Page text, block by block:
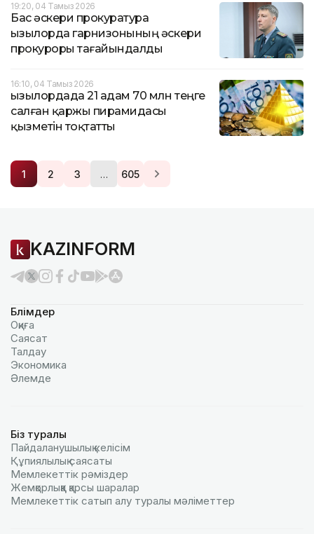
19:20, 04 Тамыз 2026
Бас әскери прокуратура
Қызылорда гарнизонының әскери
прокуроры тағайындалды
16:10, 04 Тамыз 2026
Қызылордада 21 адам 70 млн теңге
салған қаржы пирамидасы
қызметін тоқтатты
1 2 3 … 605
KAZINFORM
Бөлімдер
Оқиға
Саясат
Талдау
Экономика
Әлемде
Біз туралы
Пайдаланушылық келiciм
Құпиялылық саясаты
Мемлекеттік рәміздер
Жемқорлыққа қарсы шаралар
Мемлекеттік сатып алу туралы мәлiметтер